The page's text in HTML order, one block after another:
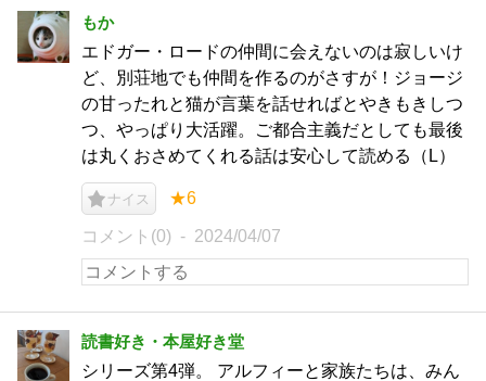
もか
エドガー・ロードの仲間に会えないのは寂しいけ
ど、別荘地でも仲間を作るのがさすが！ジョージ
の甘ったれと猫が言葉を話せればとやきもきしつ
つ、やっぱり大活躍。ご都合主義だとしても最後
は丸くおさめてくれる話は安心して読める（L）
ナイス ★6
コメント(0) 2024/04/07
読書好き・本屋好き堂
シリーズ第4弾。 アルフィーと家族たちは、みん